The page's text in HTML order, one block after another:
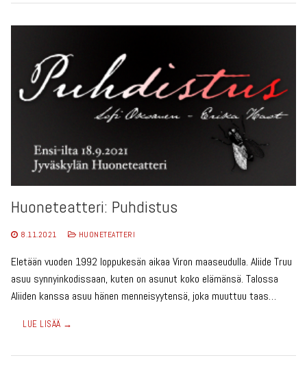
Huoneteatteri: Puhdistus
8.11.2021 HUONETEATTERI
Eletään vuoden 1992 loppukesän aikaa Viron maaseudulla. Aliide Truu
asuu synnyinkodissaan, kuten on asunut koko elämänsä. Talossa
Aliiden kanssa asuu hänen menneisyytensä, joka muuttuu taas…
LUE LISÄÄ →